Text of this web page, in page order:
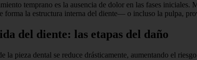
temprano es la ausencia de dolor en las fases
la estructura interna del diente— o incluso la pulpa,
del diente: las etapas del daño
la pieza dental se reduce drásticamente, aumentando el